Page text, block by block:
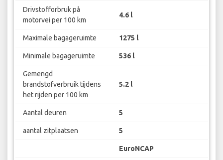
Drivstofforbruk på
motorvei per 100 km
4.6 l
Maximale bagageruimte 1275 l
Minimale bagageruimte 536 l
Gemengd
brandstofverbruik tijdens
het rijden per 100 km
5.2 l
Aantal deuren 5
aantal zitplaatsen 5
EuroNCAP